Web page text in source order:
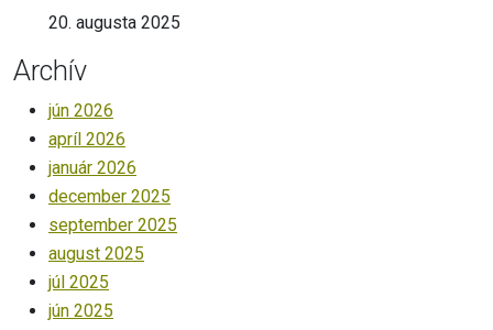
20. augusta 2025
Archív
jún 2026
apríl 2026
január 2026
december 2025
september 2025
august 2025
júl 2025
jún 2025